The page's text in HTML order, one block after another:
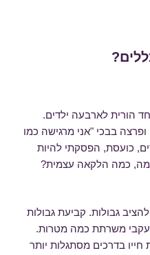
הורית לארבעה ילדים.
בבכי "אני מרגישה כמו
כועסת, הפסקתי להיות
כמה הלקאה עצמית?
גבולות. קביעת גבולות
עקבי משרתת כמה מטרות.
בדרכים מסתגלות יותר